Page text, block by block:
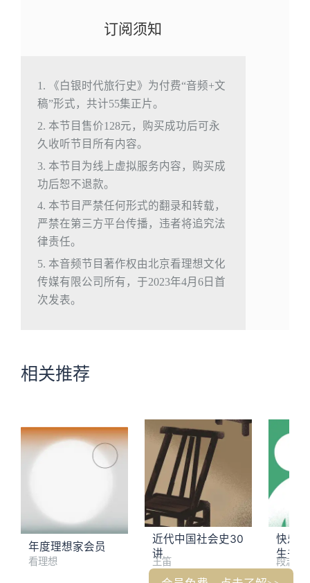
订阅须知
1. 《白银时代旅行史》为付费“音频+文
稿”形式，共计55集正片。
2. 本节目售价128元，购买成功后可永
久收听节目所有内容。
3. 本节目为线上虚拟服务内容，购买成
功后恕不退款。
4. 本节目严禁任何形式的翻录和转载，
严禁在第三方平台传播，违者将追究法
律责任。
5. 本音频节目著作权由北京看理想文化
传媒有限公司所有，于2023年4月6日首
次发表。
相关推荐
年度理想家会员
看理想
近代中国社会史30
讲
王笛
快乐
生书
段志强